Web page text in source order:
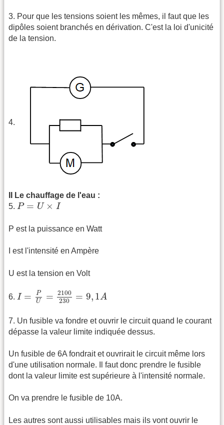
3. Pour que les tensions soient les mêmes, il faut que les
dipôles soient branchés en dérivation. C'est la loi d'unicité
de la tension.
4.
II Le chauffage de l'eau :
5. P = U × I
P= ×I
P est la puissance en Watt
I est l'intensité en Ampère
U est la tension en Volt
6. I =
P
U
= 2100
230
= 9, 1A
U= 2100230 A
7. Un fusible va fondre et ouvrir le circuit quand le courant
dépasse la valeur limite indiquée dessus.
Un fusible de 6A fondrait et ouvrirait le circuit même lors
d'une utilisation normale. Il faut donc prendre le fusible
dont la valeur limite est supérieure à l'intensité normale.
On va prendre le fusible de 10A.
Les autres sont aussi utilisables mais ils vont ouvrir le